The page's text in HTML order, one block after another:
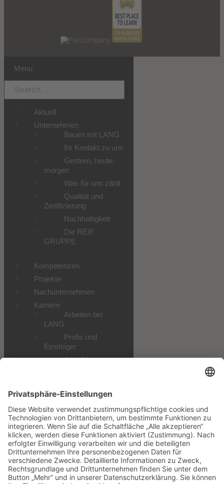
Menu
Aktuell
Unternehmen
Bauen mit LANG
Ihr Kontakt zu uns
Gestern, heute,
morgen
Was für uns zählt
Qualität und
Zertifizierung
Nachhaltigkeit
Die REIF
GRUPPE
Kompetenzen
Projekte
Nachunternehmen
Karriere
Arbeiten bei
LANG
Profis und
Einsteiger
Ausbildung
Alle
Stellenangebote
Downloads
Datenschutz
Impressum